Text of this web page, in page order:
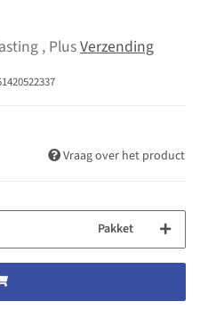
, PlusVerzending
Vraag over het product
Pakket